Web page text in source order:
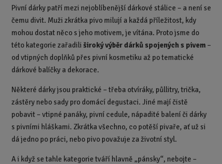
č
e
t
Pivní dárky patří mezi nejoblíbenější dárkové stálice – a není se
čemu divit. Muži zkrátka pivo milují a každá příležitost, kdy
mohou dostat něco s jeho motivem, je vítána. Proto jsme do
této kategorie zařadili široký výběr dárků spojených s pivem–
od vtipných doplňků přes pivní kosmetiku až po tematické
dárkové balíčky a dekorace.
Některé dárky jsou praktické – třeba otvíráky, půllitry, trička,
zástěry nebo sady pro domácí degustaci. Jiné mají čistě
pobavit – vtipné panáky, pivní cedule, nápadité balení či dárky
s pivními hláškami. Zkrátka všechno, co potěší pivaře, ať už si
dá jedno po práci, nebo pivo považuje za životní styl.
A i když se tahle kategorie tváří hlavně „pánsky“, nebojte –